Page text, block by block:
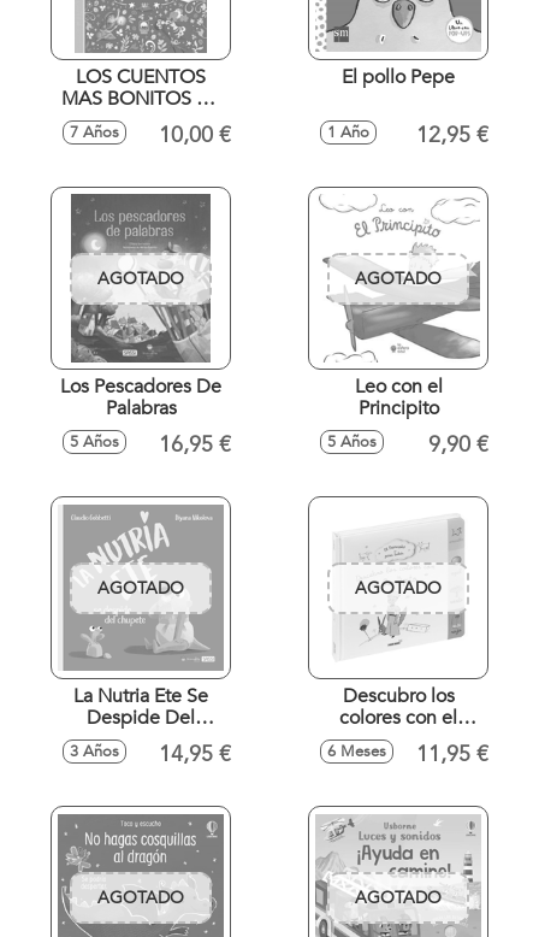
LOS CUENTOS
MAS BONITOS DE
ANDERSEN
7 Años 10,00 €
El pollo Pepe
1 Año 12,95 €
AGOTADO
Los Pescadores De
Palabras
5 Años 16,95 €
AGOTADO
Leo con el
Principito
5 Años 9,90 €
AGOTADO
La Nutria Ete Se
Despide Del
Chupete
3 Años 14,95 €
AGOTADO
Descubro los
colores con el
principito
6 Meses 11,95 €
AGOTADO AGOTADO